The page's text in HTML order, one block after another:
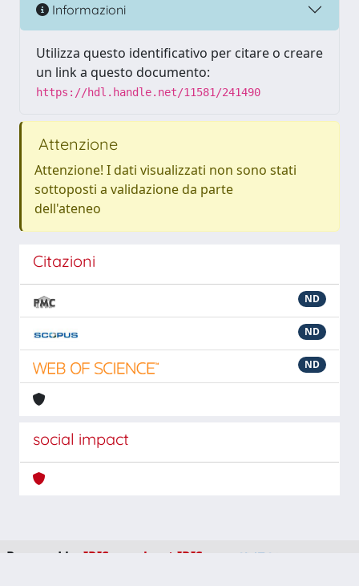
Informazioni
Utilizza questo identificativo per citare o creare
un link a questo documento:
https://hdl.handle.net/11581/241490
Attenzione
Attenzione! I dati visualizzati non sono stati
sottoposti a validazione da parte
dell'ateneo
Citazioni
ND
ND
ND
social impact
Powered by IRIS about IRIS